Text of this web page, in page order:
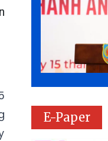
E-Paper